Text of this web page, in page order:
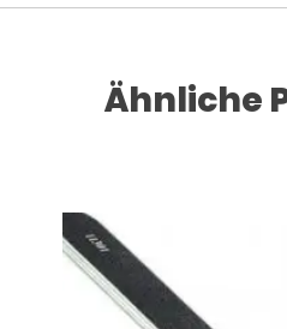
Ähnliche